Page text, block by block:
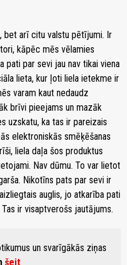
bet arī citu valstu pētījumi. Ir
kāpēc mēs vēlamies
pati par sevi jau nav tikai viena
lieta, kur ļoti liela ietekme ir
varam kaut nedaudz
brīvi pieejams un mazāk
uzskatu, ka tas ir pareizais
elektroniskās smēķēšanas
liela daļa šos produktus
Nav dūmu. To var lietot
Nikotīns pats par sevi ir
auglis, jo atkarība pati
ir visaptverošs jautājums.
un svarīgākās ziņas
šeit